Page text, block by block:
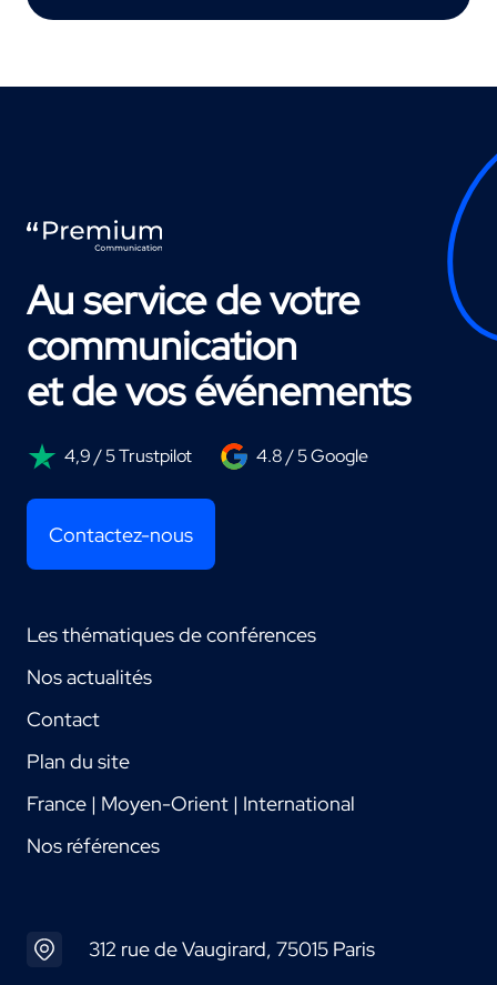
Au service de votre
communication
et de vos événements
4,9 / 5 Trustpilot 4.8 / 5 Google
Contactez-nous
Les thématiques de conférences
Nos actualités
Contact
Plan du site
France | Moyen-Orient | International
Nos références
312 rue de Vaugirard, 75015 Paris